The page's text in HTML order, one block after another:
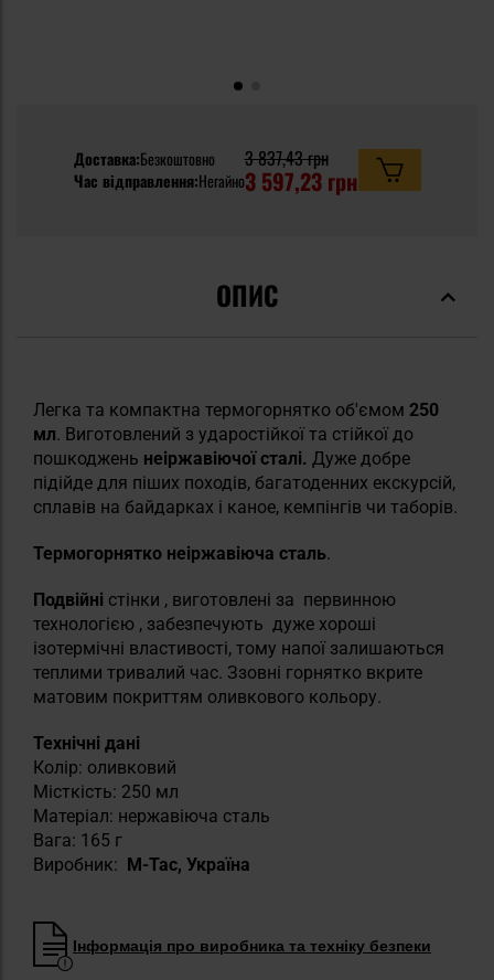
Доставка:Безкоштовно
Час відправлення:Негайно
3 837,43 грн
3 597,23 грн
ОПИС
Легка та компактна термогорнятко об'ємом 250
мл. Виготовлений з ударостійкої та стійкої до
пошкоджень неіржавіючої сталі. Дуже добре
підійде для піших походів, багатоденних екскурсій,
сплавів на байдарках і каное, кемпінгів чи таборів.
Термогорнятко неіржавіюча сталь.
Подвійні стінки , виготовлені за первинною
технологією , забезпечують дуже хороші
ізотермічні властивості, тому напої залишаються
теплими тривалий час. Ззовні горнятко вкрите
матовим покриттям оливкового кольору.
Технічні дані
Колір: оливковий
Місткість: 250 мл
Матеріал: нержавіюча сталь
Вага: 165 г
Виробник: M-Tac, Україна
Інформація про виробника та техніку безпеки